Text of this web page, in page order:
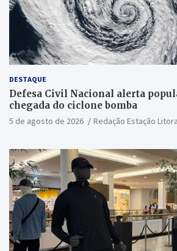
DESTAQUE
Defesa Civil Nacional alerta
chegada do ciclone bomba
5 de agosto de 2026 Redação Estação